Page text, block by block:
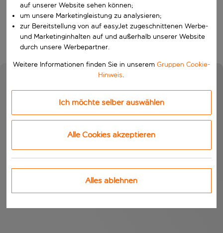
Suchen
auf unserer Website sehen können;
um unsere Marketingleistung zu analysieren;
zur Bereitstellung von auf easyJet zugeschnittenen Werbe-
und Marketinginhalten auf und außerhalb unserer Website
durch unsere Werbepartner.
Weitere Informationen finden Sie in unserem Gruppen Cookie-
Hinweis.
Ich möchte selber auswählen
Alle Cookies akzeptieren
Alles ablehnen